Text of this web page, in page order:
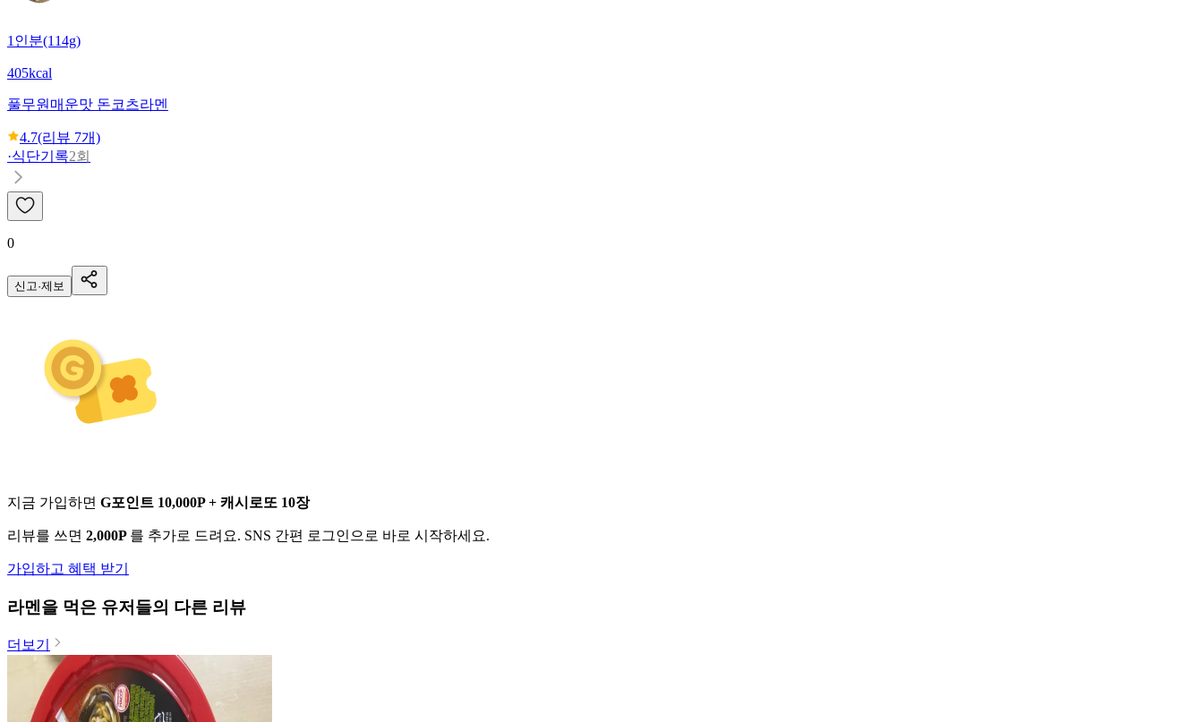
1인분(114g)
405kcal
풀무원 매운맛 돈코츠라멘
4.7(리뷰 7개)
·식단기록2회
0
신고·제보
지금 가입하면 G포인트 10,000P + 캐시로또 10장
리뷰를 쓰면 2,000P 를 추가로 드려요. SNS 간편 로그인으로 바로 시작하세요.
가입하고 혜택 받기
라멘 을 먹은 유저들의 다른 리뷰
더보기